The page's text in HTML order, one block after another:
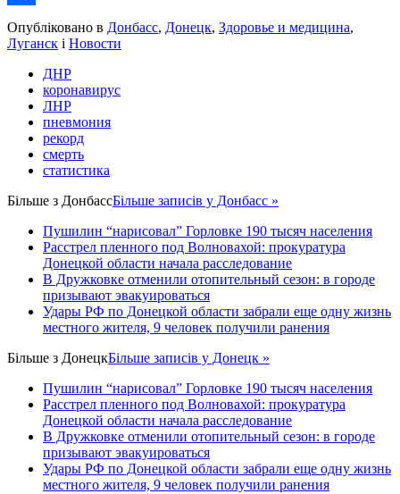
Share
Опубліковано в Донбасс, Донецк, Здоровье и медицина,
Луганск і Новости
ДНР
коронавирус
ЛНР
пневмония
рекорд
смерть
статистика
Більше з ДонбассБільше записів у Донбасс »
Пушилин “нарисовал” Горловке 190 тысяч населения
Расстрел пленного под Волновахой: прокуратура
Донецкой области начала расследование
В Дружковке отменили отопительный сезон: в городе
призывают эвакуироваться
Удары РФ по Донецкой области забрали еще одну жизнь
местного жителя, 9 человек получили ранения
Більше з ДонецкБільше записів у Донецк »
Пушилин “нарисовал” Горловке 190 тысяч населения
Расстрел пленного под Волновахой: прокуратура
Донецкой области начала расследование
В Дружковке отменили отопительный сезон: в городе
призывают эвакуироваться
Удары РФ по Донецкой области забрали еще одну жизнь
местного жителя, 9 человек получили ранения